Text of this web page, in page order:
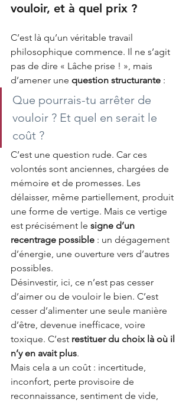
vouloir, et à quel prix ?
C’est là qu’un véritable travail
philosophique commence. Il ne s’agit
pas de dire « Lâche prise ! », mais
d’amener une question structurante :
Que pourrais-tu arrêter de
vouloir ? Et quel en serait le
coût ?
C’est une question rude. Car ces
volontés sont anciennes, chargées de
mémoire et de promesses. Les
délaisser, même partiellement, produit
une forme de vertige. Mais ce vertige
est précisément le signe d’un
recentrage possible : un dégagement
d’énergie, une ouverture vers d’autres
possibles.
Désinvestir, ici, ce n’est pas cesser
d’aimer ou de vouloir le bien. C’est
cesser d’alimenter une seule manière
d’être, devenue inefficace, voire
toxique. C’est restituer du choix là où il
n’y en avait plus.
Mais cela a un coût : incertitude,
inconfort, perte provisoire de
reconnaissance, sentiment de vide,